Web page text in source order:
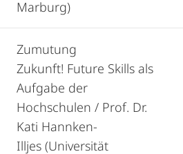
Marburg)
Zumutung
Zukunft! Future Skills als
Aufgabe der
Hochschulen / Prof. Dr.
Kati Hannken-
Illjes (Universität